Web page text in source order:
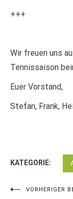
+++
Wir freuen uns
Tennissaison
Euer Vorstand,
Stefan, Frank,
KATEGORIE:
VORHERIGER